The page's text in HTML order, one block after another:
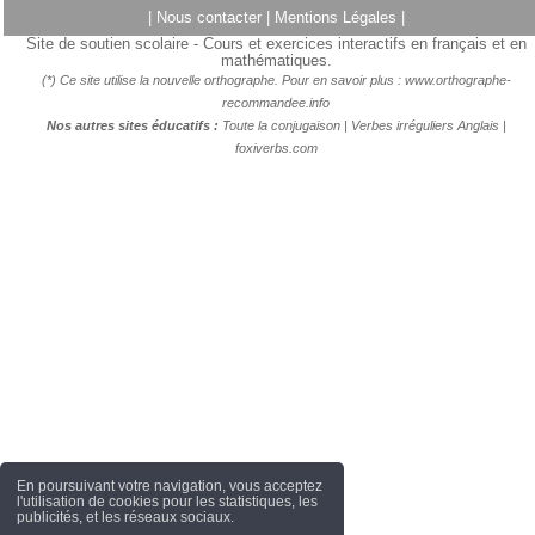
En poursuivant votre navigation, vous acceptez
l'utilisation de cookies pour les statistiques, les
publicités, et les réseaux sociaux.
Nous contacter Mentions Légales
Site de soutien scolaire - Cours et exercices interactifs en français et en
mathématiques.
(*) Ce site utilise la nouvelle orthographe. Pour en savoir plus : www.orthographe-
recommandee.info
Nos autres sites éducatifs : Toute la conjugaison| Verbes irréguliers Anglais |
foxiverbs.com